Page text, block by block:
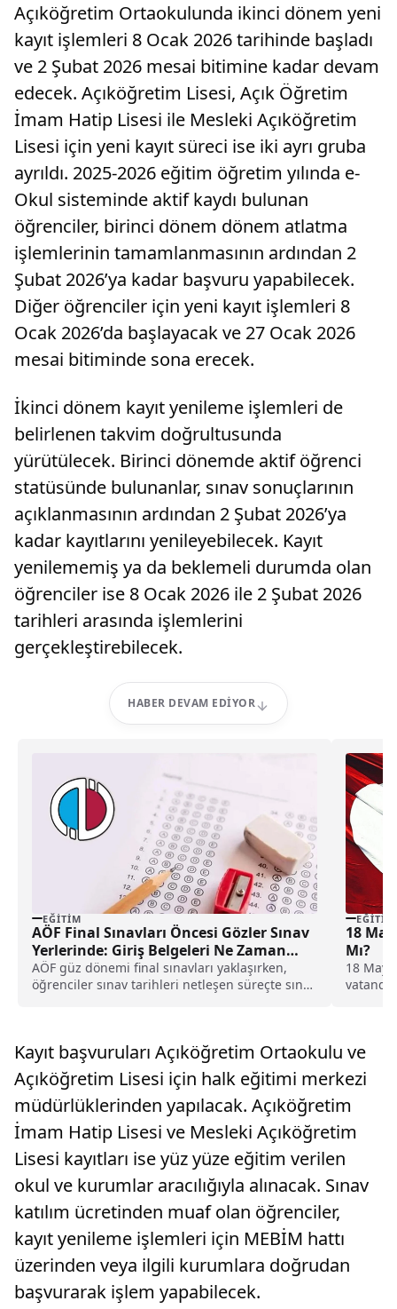
Açıköğretim Ortaokulunda ikinci dönem yeni
kayıt işlemleri 8 Ocak 2026 tarihinde başladı
ve 2 Şubat 2026 mesai bitimine kadar devam
edecek. Açıköğretim Lisesi, Açık Öğretim
İmam Hatip Lisesi ile Mesleki Açıköğretim
Lisesi için yeni kayıt süreci ise iki ayrı gruba
ayrıldı. 2025-2026 eğitim öğretim yılında e-
Okul sisteminde aktif kaydı bulunan
öğrenciler, birinci dönem dönem atlatma
işlemlerinin tamamlanmasının ardından 2
Şubat 2026’ya kadar başvuru yapabilecek.
Diğer öğrenciler için yeni kayıt işlemleri 8
Ocak 2026’da başlayacak ve 27 Ocak 2026
mesai bitiminde sona erecek.
İkinci dönem kayıt yenileme işlemleri de
belirlenen takvim doğrultusunda
yürütülecek. Birinci dönemde aktif öğrenci
statüsünde bulunanlar, sınav sonuçlarının
açıklanmasının ardından 2 Şubat 2026’ya
kadar kayıtlarını yenileyebilecek. Kayıt
yenilememiş ya da beklemeli durumda olan
öğrenciler ise 8 Ocak 2026 ile 2 Şubat 2026
tarihleri arasında işlemlerini
gerçekleştirebilecek.
HABER DEVAM EDIYOR
EĞITIM
AÖF Final Sınavları Öncesi Gözler Sınav
Yerlerinde: Giriş Belgeleri Ne Zaman
Açıklanacak?
AÖF güz dönemi final sınavları yaklaşırken,
öğrenciler sınav tarihleri netleşen süreçte sınav
EĞITIM
18
Mı?
18
Kayıt başvuruları Açıköğretim Ortaokulu ve
Açıköğretim Lisesi için halk eğitimi merkezi
müdürlüklerinden yapılacak. Açıköğretim
İmam Hatip Lisesi ve Mesleki Açıköğretim
Lisesi kayıtları ise yüz yüze eğitim verilen
okul ve kurumlar aracılığıyla alınacak. Sınav
katılım ücretinden muaf olan öğrenciler,
kayıt yenileme işlemleri için MEBİM hattı
üzerinden veya ilgili kurumlara doğrudan
başvurarak işlem yapabilecek.